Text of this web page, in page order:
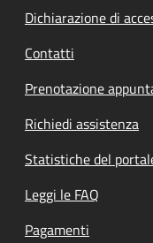
Dichiarazione di
Contatti
Prenotazione
Richiedi assistenza
Statistiche del
Leggi le FAQ
Pagamenti